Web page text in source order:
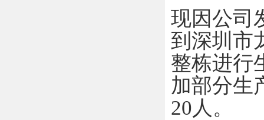
现因公司
到深圳市
整栋进行
加部分生
20人。